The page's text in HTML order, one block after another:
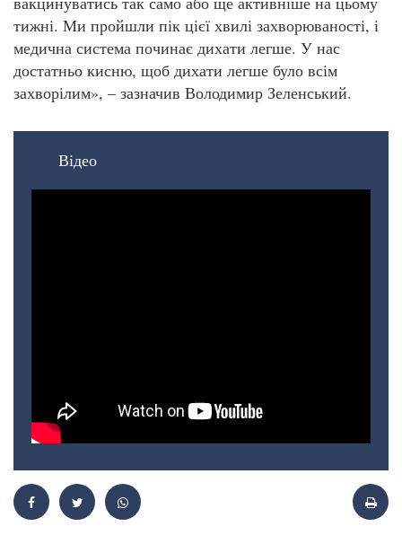
тижні. Ми пройшли пік цієї хвилі захворюваності, і
медична система починає дихати легше. У нас
достатньо кисню, щоб дихати легше було всім
захворілим», – зазначив Володимир Зеленський.
Відео